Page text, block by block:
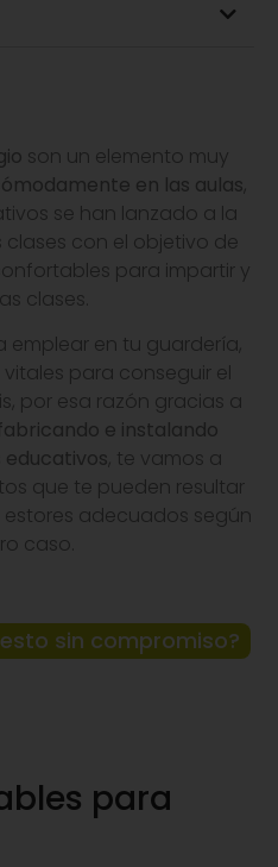
son un elemento muy
en las aulas,
se han lanzado a la
clases con el objetivo de
para impartir y
clases.
emplear en tu guardería,
para conseguir el
por esa razón gracias a
e instalando
, te vamos a
que te pueden resultar
adecuados según
caso.
sin compromiso?
para